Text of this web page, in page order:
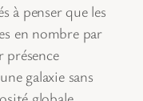
à penser que les
en nombre par
présence
galaxie sans